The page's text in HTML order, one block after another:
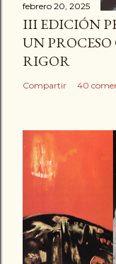
febrero 20, 2025
III EDICIÓN
UN
RIGOR
Compartir 40